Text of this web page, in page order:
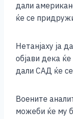
дали
ќе се
Нетанјаху ја
објави дека
дали САД ќе
Воените
можеби ќе му